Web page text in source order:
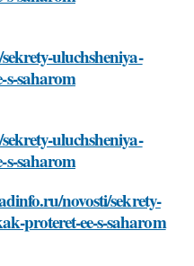
uluchsheniya-
saharom
uluchsheniya-
saharom
novosti/sekrety-
proteret-ee-s-saharom